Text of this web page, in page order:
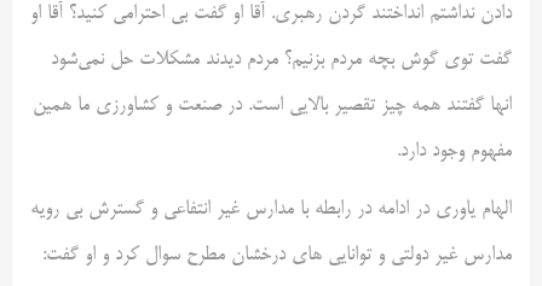
دادن نداشتم انداختند گردن رهبری. آقا او گفت بی احترامی کنید؟ آقا او
گفت توی گوش بچه مردم بزنیم؟ مردم دیدند مشکلات حل نمی‌شود
انها گفتند همه چیز تقصیر بالایی است. در صنعت و کشاورزی ما همین
مفهوم وجود دارد.
الهام یاوری در ادامه در رابطه با مدارس غیر انتفاعی و گسترش بی رویه
مدارس غیر دولتی و توانایی های درخشان مطرح سوال کرد و او گفت: